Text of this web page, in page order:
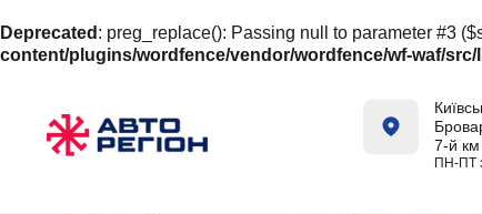
Deprecated : preg_replace(): Passing null to parameter #3
content/plugins/wordfence/vendor/wordfence/wf-waf/src/
7-й км
ПН-ПТ